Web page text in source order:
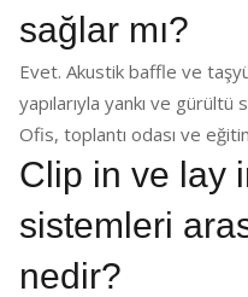
sağlar mı?
Evet. Akustik baffle ve
yapılarıyla yankı ve gürültü
Ofis, toplantı odası ve
Clip in ve lay
sistemleri
nedir?